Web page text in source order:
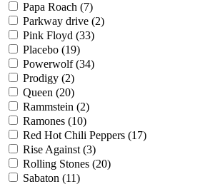
Papa Roach (7)
Parkway drive (2)
Pink Floyd (33)
Placebo (19)
Powerwolf(34)
Prodigy (2)
Queen (20)
Rammstein (2)
Ramones (10)
Red Hot Chili Peppers (17)
Rise Against(3)
Rolling Stones (20)
Sabaton (11)